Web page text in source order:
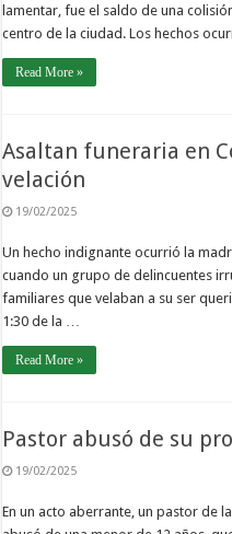
lamentar, fue el saldo de una
centro de la ciudad. Los hechos
Read More »
Asaltan funeraria en
velación
19/02/2025
Un hecho indignante ocurrió la
cuando un grupo de delincuentes
familiares que velaban a su ser
1:30 de la …
Read More »
Pastor abusó de su
19/02/2025
En un acto aberrante, un pastor de